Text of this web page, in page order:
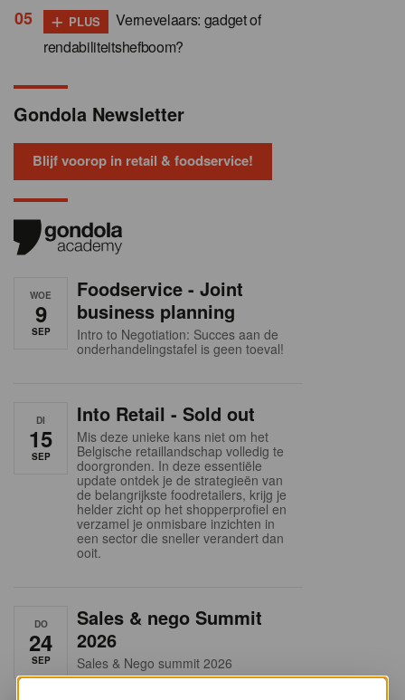
+ PLUS
Vernevelaars: gadget of
rendabiliteitshefboom?
Gondola Newsletter
Blijf voorop in retail & foodservice!
WOE
9
SEP
Foodservice - Joint
business planning
Intro to Negotiation: Succes aan de
onderhandelingstafel is geen toeval!
DI
15
SEP
Into Retail - Sold out
Mis deze unieke kans niet om het
Belgische retaillandschap volledig te
doorgronden. In deze essentiële
update ontdek je de strategieën van
de belangrijkste foodretailers, krijg je
helder zicht op het shopperprofiel en
verzamel je onmisbare inzichten in
een sector die sneller verandert dan
ooit.
DO
24
SEP
Sales & nego Summit
2026
Sales & Nego summit 2026